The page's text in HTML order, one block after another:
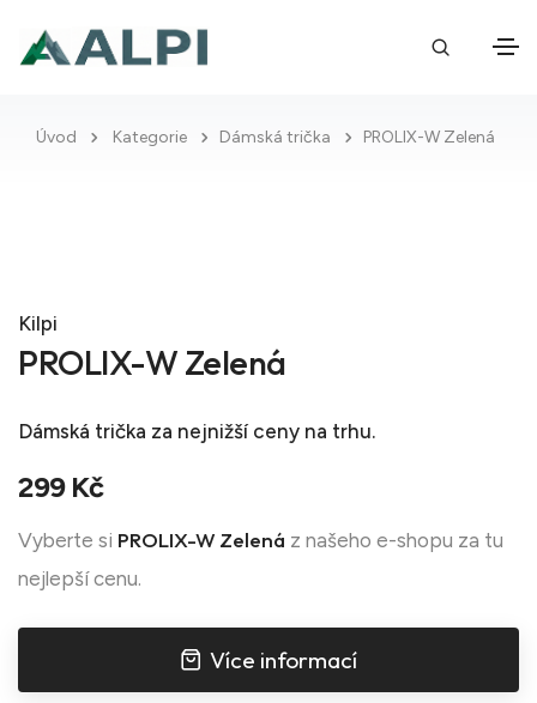
Úvod Kategorie Dámská trička PROLIX-W Zelená
Kilpi
PROLIX-W Zelená
Dámská trička za nejnižší ceny na trhu.
299 Kč
Vyberte si PROLIX-W Zelená z našeho e-shopu za tu
nejlepší cenu.
Více informací